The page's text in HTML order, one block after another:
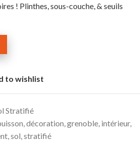
! Plinthes, sous-couche, & seuils
to wishlist
Stratifié
,décoration,grenoble, intérieur,
,sol,stratifié